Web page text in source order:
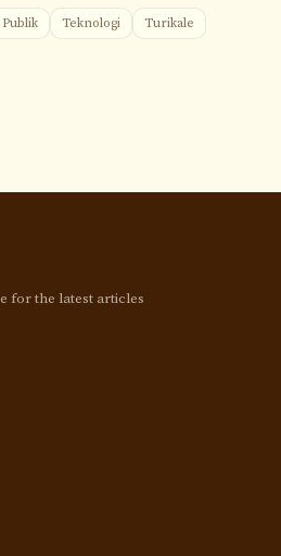
Teknologi
Turikale
for the latest articles